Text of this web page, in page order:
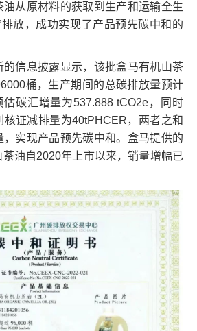
从原材料的获取到生产和运输全生
排放，成功实现了产品预先碳中和的
的信息披露显示，该批盒马有机山茶
桶，生产期间的总碳排放量预计
估碳汇增量为537.888 tCO2e，同时
核证减排量为40tPHCER，两者之和
，实现产品预先碳中和。盒马提供的
油自2020年上市以来，销量增幅已